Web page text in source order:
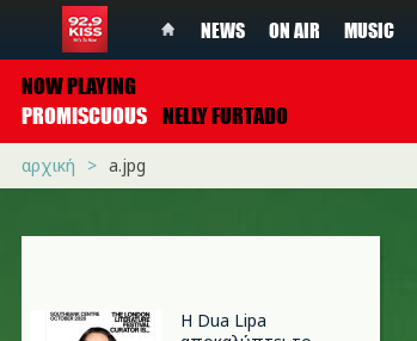
NEWS ON AIR MUSIC
NOW PLAYING
PROMISCUOUS NELLY FURTADO
αρχική a.jpg
Η Dua Lipa